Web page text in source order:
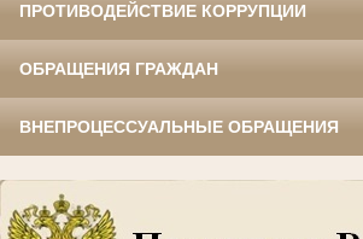
ПРОТИВОДЕЙСТВИЕ КОРРУПЦИИ
ОБРАЩЕНИЯ ГРАЖДАН
ВНЕПРОЦЕССУАЛЬНЫЕ ОБРАЩЕНИЯ